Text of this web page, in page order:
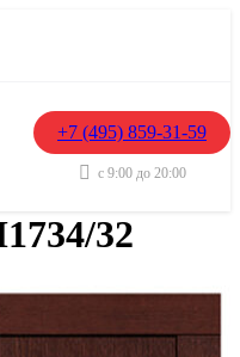
+7 (495) 859-31-59
с 9:00 до 20:00
32